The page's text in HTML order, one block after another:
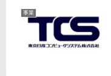
事業